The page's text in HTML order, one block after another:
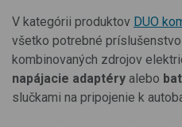
V kategórii produktov DUO
všetko potrebné
kombinovaných zdrojov
napájacie adaptéry alebo
slučkami na pripojenie k